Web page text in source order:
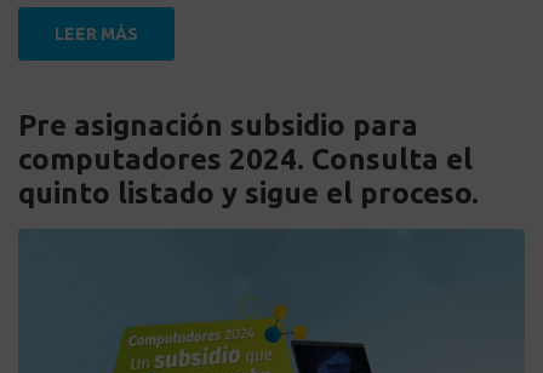
LEER MÁS
Pre asignación subsidio para
computadores 2024. Consulta el
quinto listado y sigue el proceso.